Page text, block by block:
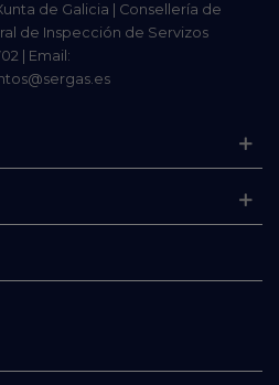
de Galicia | Consellería de
de Inspección de Servizos
| Email: